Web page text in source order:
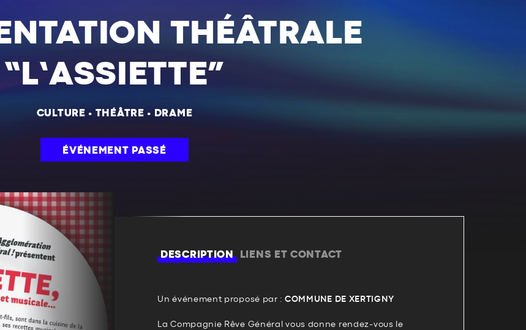
THÉÂTRALE
“L’ASSIETTE”
CULTURE • THÉÂTRE • DRAME
ÉVÉNEMENT PASSÉ
DESCRIPTION LIENS ET CONTACT
Un événement proposé par : COMMUNE DE XERTIGNY
La Compagnie Rêve Général vous donne rendez-vous le